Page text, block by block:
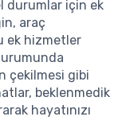
durumlar için ek
araç
ek hizmetler
çekilmesi gibi
beklenmedik
hayatınızı